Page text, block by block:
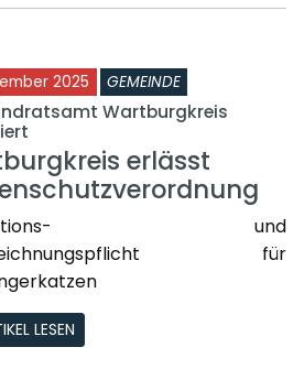
2025 GEMEINDE
Wartburgkreis
erlässt
und
für
LESEN